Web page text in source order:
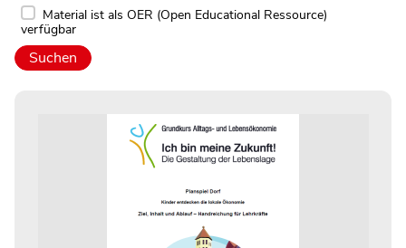
Material ist als OER (Open Educational Ressource)
verfügbar